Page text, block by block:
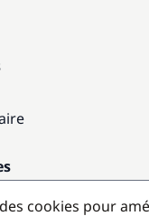
cookies pour